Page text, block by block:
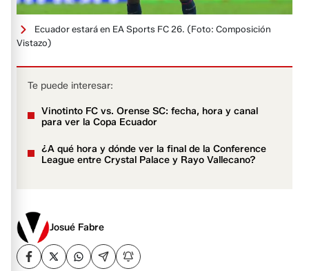
Ecuador estará en EA Sports FC 26. (Foto: Composición
Vistazo)
Te puede interesar:
Vinotinto FC vs. Orense SC: fecha, hora y canal
para ver la Copa Ecuador
¿A qué hora y dónde ver la final de la Conference
League entre Crystal Palace y Rayo Vallecano?
Josué Fabre